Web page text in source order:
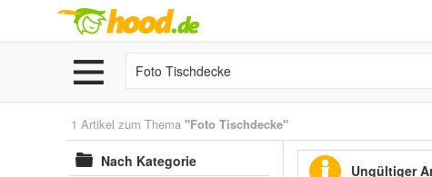
1 Artikel zum Thema "Foto Tischdecke"
Nach Kategorie
Ungültiger